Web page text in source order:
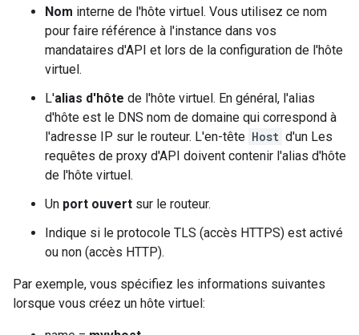
Nom interne de l'hôte virtuel. Vous utilisez ce nom
pour faire référence à l'instance dans vos
mandataires d'API et lors de la configuration de l'hôte
virtuel.
L'alias d'hôte de l'hôte virtuel. En général, l'alias
d'hôte est le DNS nom de domaine qui correspond à
l'adresse IP sur le routeur. L'en-tête Host d'un Les
requêtes de proxy d'API doivent contenir l'alias d'hôte
de l'hôte virtuel.
Un port ouvert sur le routeur.
Indique si le protocole TLS (accès HTTPS) est activé
ou non (accès HTTP).
Par exemple, vous spécifiez les informations suivantes
lorsque vous créez un hôte virtuel: